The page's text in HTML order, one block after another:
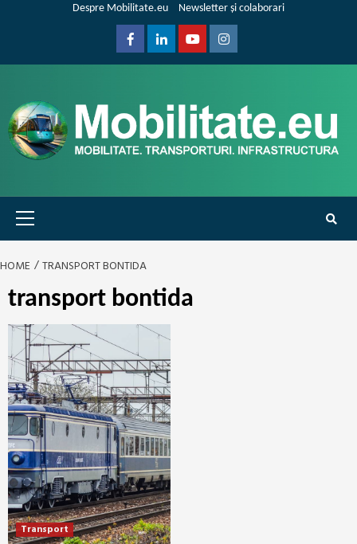
Despre Mobilitate.eu Newsletter și colaborari
FacebookLinkedinYoutubeInstagram
Primary
Menu
HOME TRANSPORT BONTIDA
transport bontida
Transport